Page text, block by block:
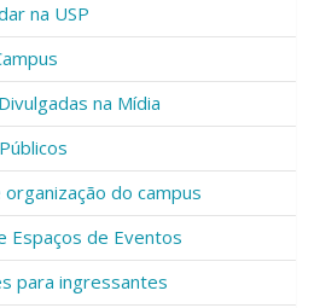
na USP
na Mídia
do campus
Espaços de Eventos
para ingressantes